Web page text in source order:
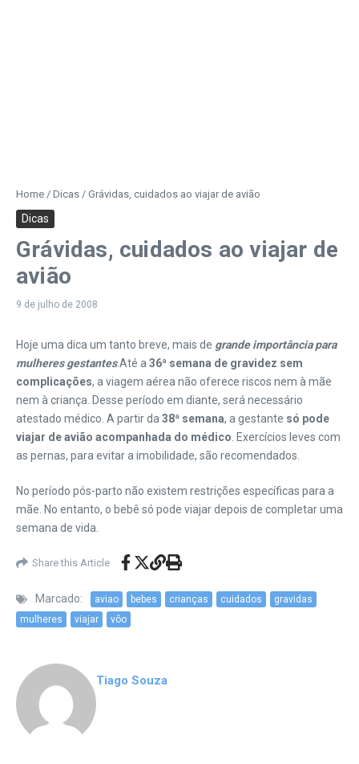
Home / Dicas / Grávidas, cuidados ao viajar de avião
Dicas
Grávidas, cuidados ao viajar de
avião
9 de julho de 2008
Hoje uma dica um tanto breve, mais de grande importância para
mulheres gestantes.Até a 36ª semana de gravidez sem
complicações, a viagem aérea não oferece riscos nem à mãe
nem à criança. Desse período em diante, será necessário
atestado médico. A partir da 38ª semana, a gestante só pode
viajar de avião acompanhada do médico . Exercícios leves com
as pernas, para evitar a imobilidade, são recomendados.
No período pós-parto não existem restrições específicas para a
mãe. No entanto, o bebê só pode viajar depois de completar uma
semana de vida.
Share this Article
Marcado: aviao bebes crianças cuidados
gravidas
mulheres
viajar vôo
Tiago Souza